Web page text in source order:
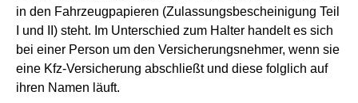
in den Fahrzeugpapieren (Zulassungsbescheinigung Teil
I und II) steht. Im Unterschied zum Halter handelt es sich
bei einer Person um den Versicherungsnehmer, wenn sie
eine Kfz-Versicherung abschließt und diese folglich auf
ihren Namen läuft.